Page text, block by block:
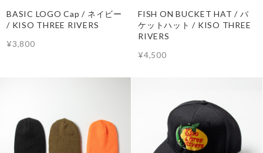
BASIC LOGO Cap / ネイビー
/ KISO THREE RIVERS
¥3,800
FISH ON BUCKET HAT / バ
ケットハット / KISO THREE
RIVERS
¥4,500